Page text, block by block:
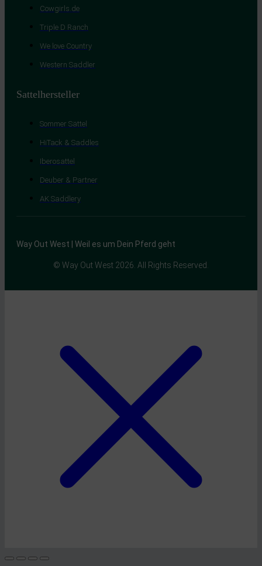
Cowgirls.de
Triple D Ranch
We love Country
Western Saddler
Sattelhersteller
Sommer Sättel
HiTack & Saddles
Iberosattel
Deuber & Partner
AK Saddlery
Way Out West | Weil es um Dein Pferd geht
© Way Out West 2026. All Rights Reserved.